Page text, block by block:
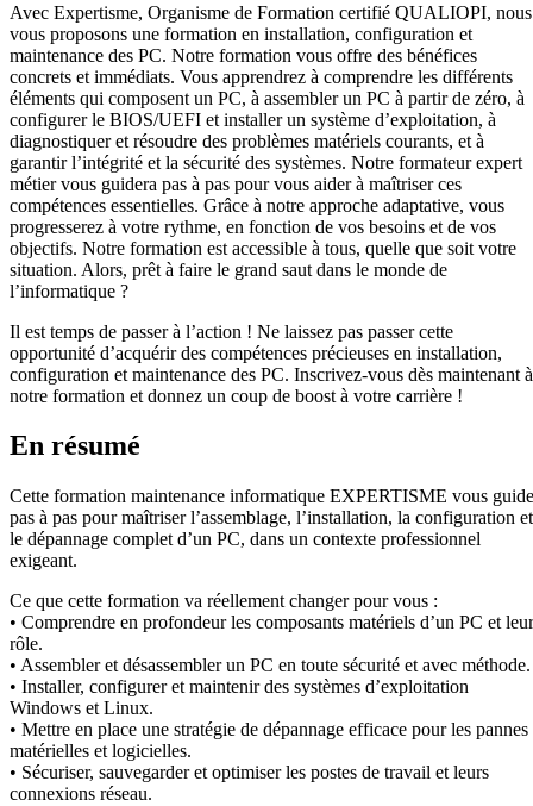
Avec Expertisme, Organisme de Formation certifié QUALIOPI, nous
vous proposons une formation en installation, configuration et
maintenance des PC. Notre formation vous offre des bénéfices
concrets et immédiats. Vous apprendrez à comprendre les différents
éléments qui composent un PC, à assembler un PC à partir de zéro, à
configurer le BIOS/UEFI et installer un système d’exploitation, à
diagnostiquer et résoudre des problèmes matériels courants, et à
garantir l’intégrité et la sécurité des systèmes. Notre formateur expert
métier vous guidera pas à pas pour vous aider à maîtriser ces
compétences essentielles. Grâce à notre approche adaptative, vous
progresserez à votre rythme, en fonction de vos besoins et de vos
objectifs. Notre formation est accessible à tous, quelle que soit votre
situation. Alors, prêt à faire le grand saut dans le monde de
l’informatique ?
Il est temps de passer à l’action ! Ne laissez pas passer cette
opportunité d’acquérir des compétences précieuses en installation,
configuration et maintenance des PC. Inscrivez-vous dès maintenant à
notre formation et donnez un coup de boost à votre carrière !
En résumé
Cette formation maintenance informatique EXPERTISME vous guide
pas à pas pour maîtriser l’assemblage, l’installation, la configuration et
le dépannage complet d’un PC, dans un contexte professionnel
exigeant.
Ce que cette formation va réellement changer pour vous :
• Comprendre en profondeur les composants matériels d’un PC et leur
rôle.
• Assembler et désassembler un PC en toute sécurité et avec méthode.
• Installer, configurer et maintenir des systèmes d’exploitation
Windows et Linux.
• Mettre en place une stratégie de dépannage efficace pour les pannes
matérielles et logicielles.
• Sécuriser, sauvegarder et optimiser les postes de travail et leurs
connexions réseau.